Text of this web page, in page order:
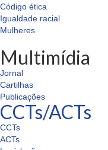
Código ética
Igualdade racial
Mulheres
Multimídia
Jornal
Cartilhas
Publicações
CCTs/ACTs
CCTs
ACTs